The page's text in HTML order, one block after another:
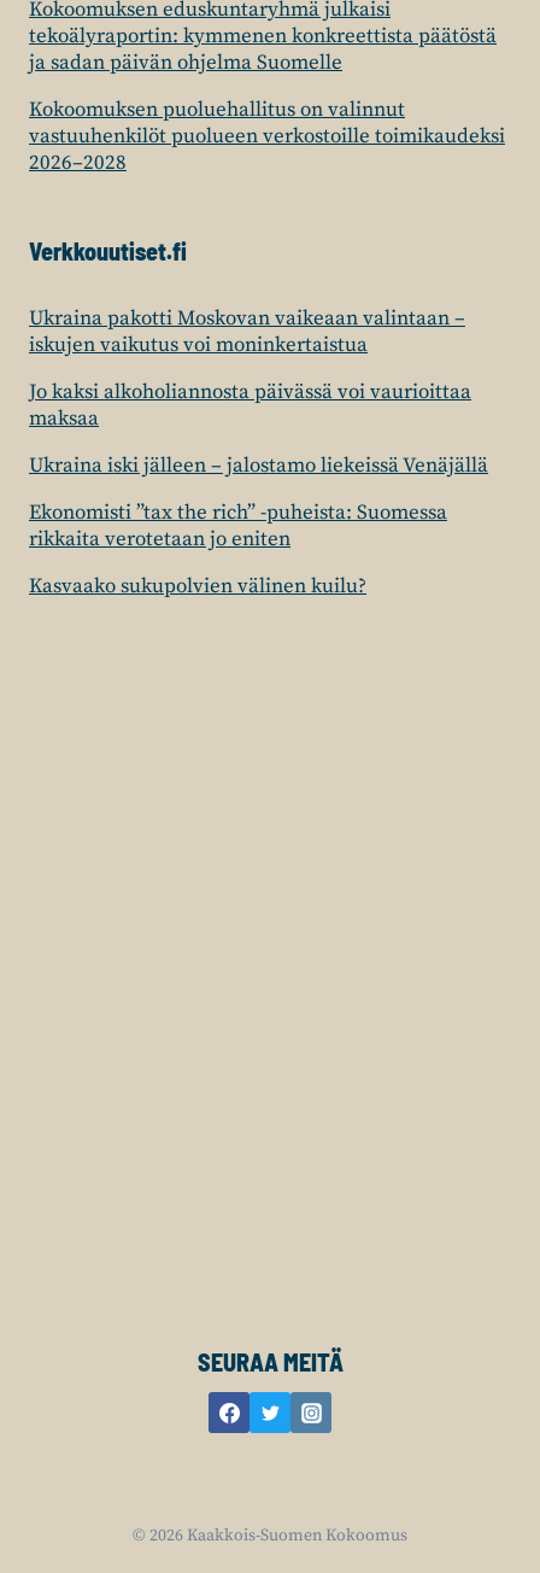
Kokoomuksen eduskuntaryhmä julkaisi
tekoälyraportin: kymmenen konkreettista päätöstä
ja sadan päivän ohjelma Suomelle
Kokoomuksen puoluehallitus on valinnut
vastuuhenkilöt puolueen verkostoille toimikaudeksi
2026–2028
Verkkouutiset.fi
Ukraina pakotti Moskovan vaikeaan valintaan –
iskujen vaikutus voi moninkertaistua
Jo kaksi alkoholiannosta päivässä voi vaurioittaa
maksaa
Ukraina iski jälleen – jalostamo liekeissä Venäjällä
Ekonomisti ”tax the rich” -puheista: Suomessa
rikkaita verotetaan jo eniten
Kasvaako sukupolvien välinen kuilu?
SEURAA MEITÄ
© 2026 Kaakkois-Suomen Kokoomus